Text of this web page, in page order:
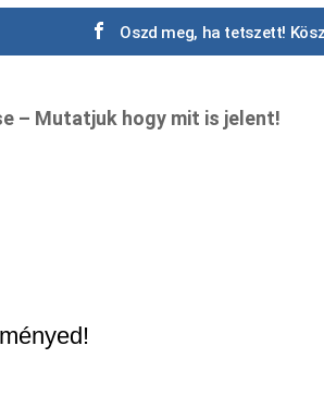
Oszd meg, ha tetszett!
– Mutatjuk hogy mit is jelent!